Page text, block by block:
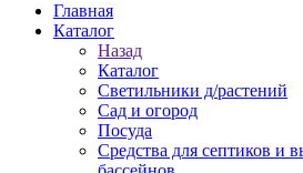
Главная
Каталог
Назад
Каталог
Светильники д/растений
Сад и огород
Посуда
Средства для септиков и